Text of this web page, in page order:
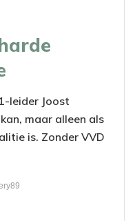
leider Joost
maar alleen als
is. Zonder VVD